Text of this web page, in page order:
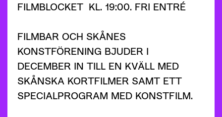
FILMBLOCKET KL. 19:00. FRI ENTRÉ
FILMBAR OCH SKÅNES
KONSTFÖRENING BJUDER I
DECEMBER IN TILL EN KVÄLL MED
SKÅNSKA KORTFILMER SAMT ETT
SPECIALPROGRAM MED KONSTFILM.